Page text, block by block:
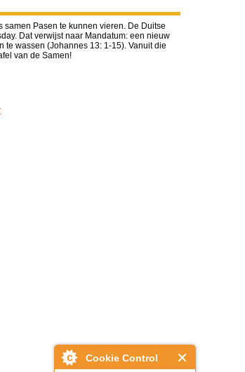
Cookie Control
Pasen te kunnen vieren. De Duitse
Dat verwijst naar Mandatum: een nieuw
wassen (Johannes 13: 1-15). Vanuit die
van de Samen!